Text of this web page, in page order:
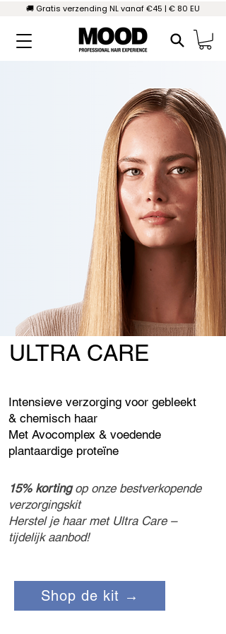
🚚 Gratis verzending NL vanaf €45 | € 80 EU
ULTRA CARE
Intensieve verzorging voor gebleekt
& chemisch haar
Met Avocomplex & voedende
plantaardige proteïne
15% kortingop onze bestverkopende
verzorgingskit
Herstel je haar met Ultra Care –
tijdelijk aanbod!
Shop de kit →